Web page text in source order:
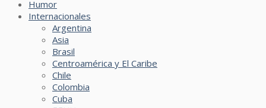
Humor
Internacionales
Argentina
Asia
Brasil
Centroamérica y El Caribe
Chile
Colombia
Cuba